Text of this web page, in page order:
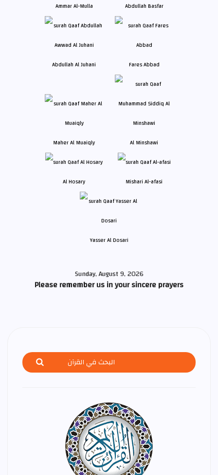
Ammar Al-Mulla Abdullah Basfar
Abdullah Al Juhani Fares Abbad
Maher Al Muaiqly Al Minshawi
Al Hosary Mishari Al-afasi
Yasser Al Dosari
Sunday, August 9, 2026
Please remember us in your sincere prayers